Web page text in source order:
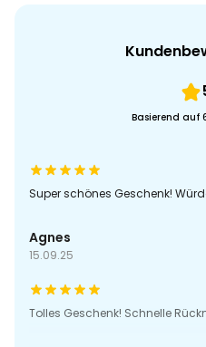
Basierend auf
Super schönes Geschenk!
Agnes
15.09.25
Tolles Geschenk! Schnelle